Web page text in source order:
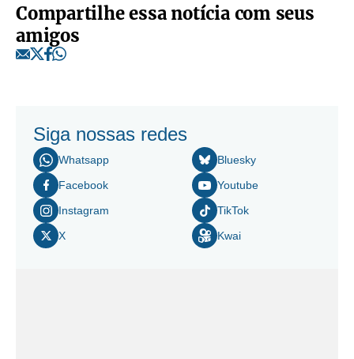
Compartilhe essa notícia com seus
amigos
Siga nossas redes
Whatsapp
Facebook
Instagram
X
Bluesky
Youtube
TikTok
Kwai